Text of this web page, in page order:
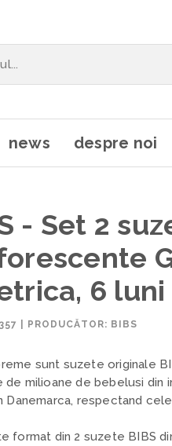
news despre noi
- Set 2
6 luni
PRODUCĂTOR: BIBS
sunt suzete originale
de milioane de bebelusi din
Danemarca, respectand
format din 2 suzete BIBS